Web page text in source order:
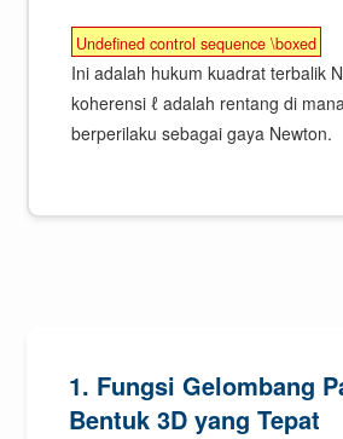
Undefined control sequence \boxed
Ini adalah hukum kuadrat terbalik
koherensi ℓ adalah rentang di
berperilaku sebagai gaya Newton.
1. Fungsi Gelombang
Bentuk 3D yang Tepat